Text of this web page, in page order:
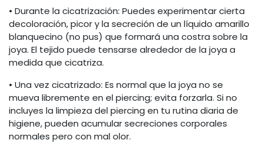
• Durante la cicatrización: Puedes experimentar cierta
decoloración, picor y la secreción de un líquido amarillo
blanquecino (no pus) que formará una costra sobre la
joya. El tejido puede tensarse alrededor de la joya a
medida que cicatriza.
• Una vez cicatrizado: Es normal que la joya no se
mueva libremente en el piercing; evita forzarla. Si no
incluyes la limpieza del piercing en tu rutina diaria de
higiene, pueden acumular secreciones corporales
normales pero con mal olor.